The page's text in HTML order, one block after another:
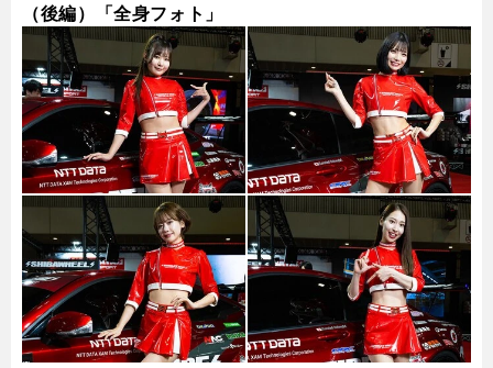
（後編）「全身フォト」